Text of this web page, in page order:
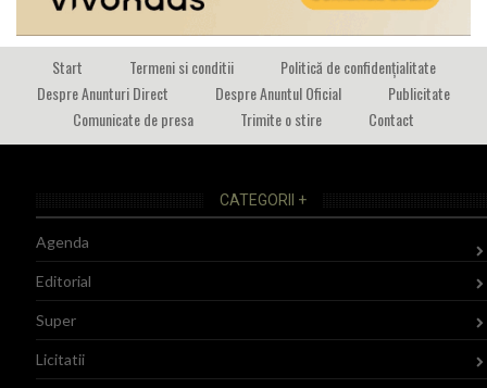
Start Termeni si conditii
Politică de confidențialitate
Despre Anunturi Direct
Despre Anuntul Oficial
Publicitate
Comunicate de presa
Trimite o stire Contact
CATEGORII +
Agenda
Editorial
Super
Licitatii